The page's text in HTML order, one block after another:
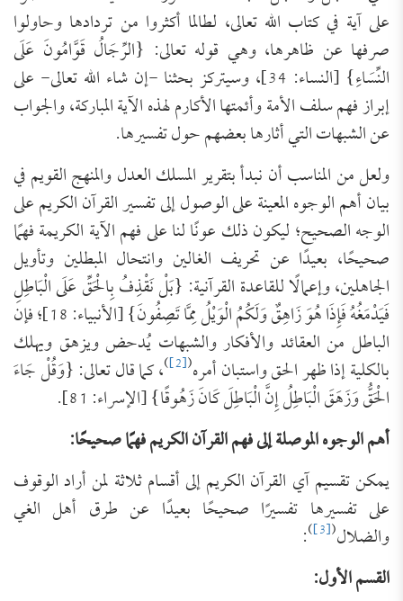
على آية في كتاب الله تعالى، لطالما أكثروا من تردادها وحاولوا
صرفها عن ظاهرها، وهي قوله تعالى: {الرِّجَالُ قَوَّامُونَ عَلَى
النِّسَاءِ} [النساء: 34]، وسيتركز بحثنا -إن شاء الله تعالى- على
إبراز فهم سلف الأمة وأئمتها الأكارم لهذه الآية المباركة، والجواب
عن الشبهات التي أثارها بعضهم حول تفسيرها.
ولعل من المناسب أن نبدأ بتقرير المسلك العدل والمنهج القويم في
بيان أهم الوجوه المعينة على الوصول إلى تفسير القرآن الكريم على
الوجه الصحيح؛ ليكون ذلك عونًا لنا على فهم الآية الكريمة فهمًا
صحيحًا، بعيدًا عن تحريف الغالين وانتحال المبطلين وتأويل
الجاهلين، وإعمالًا للقاعدة القرآنية: {بَلْ نَقْذِفُ بِالْحَقِّ عَلَى الْبَاطِلِ
فَيَدْمَغُهُ فَإِذَا هُوَ زَاهِقٌ وَلَكُمُ الْوَيْلُ مِمَّا تَصِفُونَ} [الأنبياء: 18]؛ فإن
الباطل من العقائد والأفكار والشبهات يُدحض ويزهق ويهلك
بالكلية إذا ظهر الحق واستبان أمره(
[2]
)، كما قال تعالى: {وَقُلْ جَاءَ
الْحَقُّ وَزَهَقَ الْبَاطِلُ إِنَّ الْبَاطِلَ كَانَ زَهُوقًا} [الإسراء: 81].
أهم الوجوه الموصلة إلى فهم القرآن الكريم فهمًا صحيحًا:
يمكن تقسيم آي القرآن الكريم إلى أقسام ثلاثة لمن أراد الوقوف
على تفسيرها تفسيرًا صحيحًا بعيدًا عن طرق أهل الغي
والضلال(
[3]
)
:
القسم الأول: